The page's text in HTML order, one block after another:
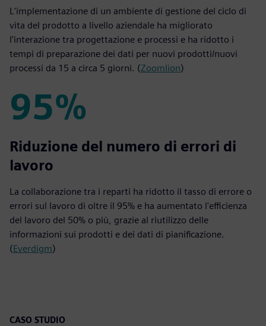
L'implementazione di un ambiente di gestione del ciclo di
vita del prodotto a livello aziendale ha migliorato
l'interazione tra progettazione e processi e ha ridotto i
tempi di preparazione dei dati per nuovi prodotti/nuovi
processi da 15 a circa 5 giorni. (Zoomlion)
95%
95%
Riduzione del numero di errori di
lavoro
La collaborazione tra i reparti ha ridotto il tasso di errore o
errori sul lavoro di oltre il 95% e ha aumentato l'efficienza
del lavoro del 50% o più, grazie al riutilizzo delle
informazioni sui prodotti e dei dati di pianificazione.
(Everdigm)
CASO STUDIO